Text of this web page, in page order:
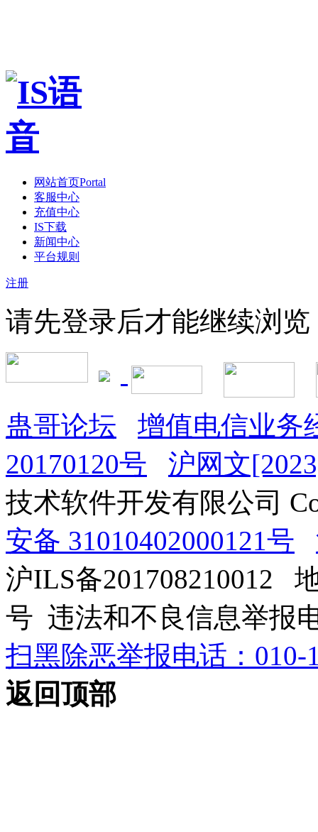
网站首页Portal
客服中心
充值中心
IS下载
新闻中心
平台规则
注册
请先登录后才能继续浏览
蛊哥论坛
增值电信业务
20170120号
沪网文
技术软件开发有限公司
安备 31010402000121号
沪ILS备201708210012
号 违法和不良信息举报
扫黑除恶举报电话：010-
返回顶部